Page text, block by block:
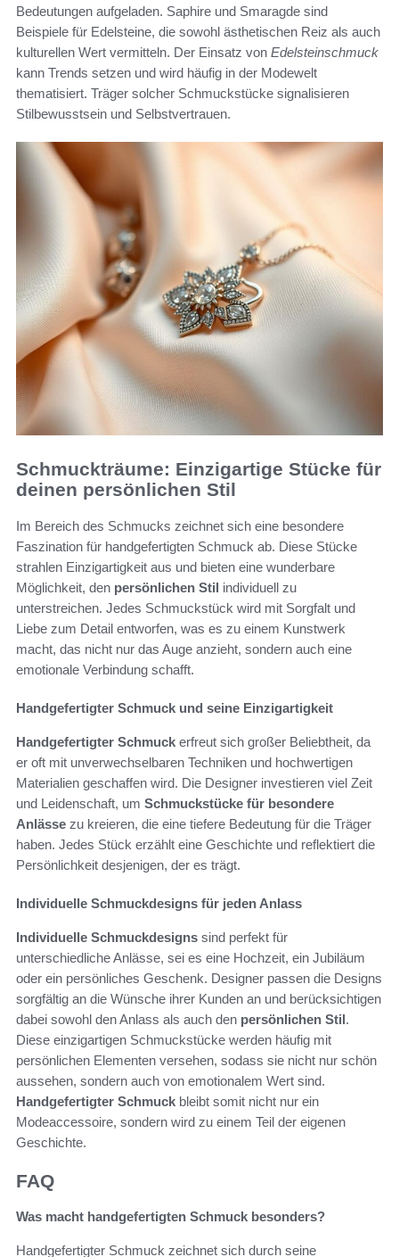
Bedeutungen aufgeladen. Saphire und Smaragde sind
Beispiele für Edelsteine, die sowohl ästhetischen Reiz als auch
kulturellen Wert vermitteln. Der Einsatz von Edelsteinschmuck
kann Trends setzen und wird häufig in der Modewelt
thematisiert. Träger solcher Schmuckstücke signalisieren
Stilbewusstsein und Selbstvertrauen.
Schmuckträume: Einzigartige Stücke für
deinen persönlichen Stil
Im Bereich des Schmucks zeichnet sich eine besondere
Faszination für handgefertigten Schmuck ab. Diese Stücke
strahlen Einzigartigkeit aus und bieten eine wunderbare
Möglichkeit, den persönlichen Stil individuell zu
unterstreichen. Jedes Schmuckstück wird mit Sorgfalt und
Liebe zum Detail entworfen, was es zu einem Kunstwerk
macht, das nicht nur das Auge anzieht, sondern auch eine
emotionale Verbindung schafft.
Handgefertigter Schmuck und seine Einzigartigkeit
Handgefertigter Schmuck erfreut sich großer Beliebtheit, da
er oft mit unverwechselbaren Techniken und hochwertigen
Materialien geschaffen wird. Die Designer investieren viel Zeit
und Leidenschaft, um Schmuckstücke für besondere
Anlässe zu kreieren, die eine tiefere Bedeutung für die Träger
haben. Jedes Stück erzählt eine Geschichte und reflektiert die
Persönlichkeit desjenigen, der es trägt.
Individuelle Schmuckdesigns für jeden Anlass
Individuelle Schmuckdesigns sind perfekt für
unterschiedliche Anlässe, sei es eine Hochzeit, ein Jubiläum
oder ein persönliches Geschenk. Designer passen die Designs
sorgfältig an die Wünsche ihrer Kunden an und berücksichtigen
dabei sowohl den Anlass als auch den persönlichen Stil.
Diese einzigartigen Schmuckstücke werden häufig mit
persönlichen Elementen versehen, sodass sie nicht nur schön
aussehen, sondern auch von emotionalem Wert sind.
Handgefertigter Schmuck bleibt somit nicht nur ein
Modeaccessoire, sondern wird zu einem Teil der eigenen
Geschichte.
FAQ
Was macht handgefertigten Schmuck besonders?
Handgefertigter Schmuck zeichnet sich durch seine